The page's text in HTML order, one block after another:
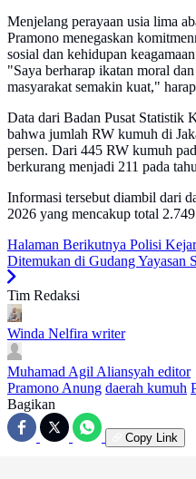
Menjelang perayaan usia lima
Pramono menegaskan
sosial dan kehidupan
"Saya berharap ikatan moral
masyarakat semakin kuat,"
Data dari Badan Pusat Statistik
bahwa jumlah RW kumuh di
persen. Dari 445 RW kumuh
berkurang menjadi 211 pada
Informasi tersebut diambil dari
2026 yang mencakup total
Halaman Berikutnya Polisi
Ditemukan di Gudang Yayasan
Tim Redaksi
Winda Nelfira writer
Muhamad Agil Aliansyah editor
Pramono Anung daerah kumuh
Bagikan
Copy Link